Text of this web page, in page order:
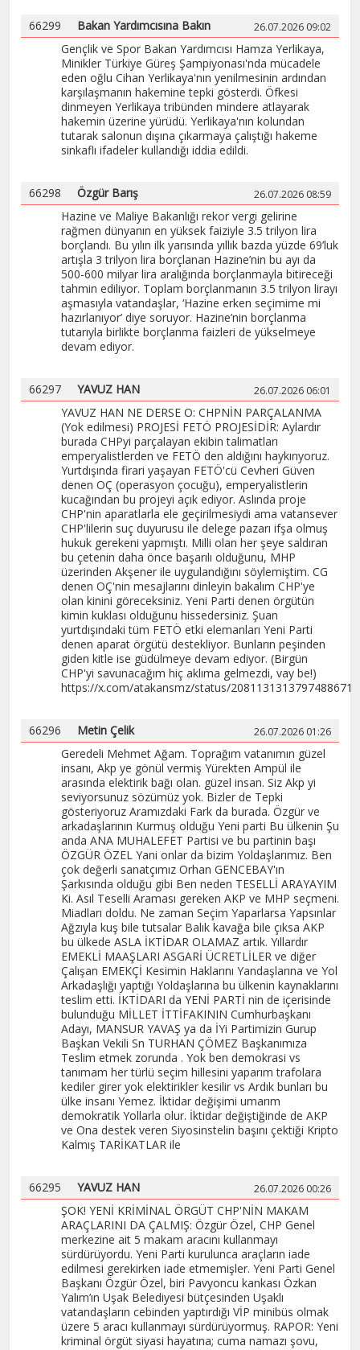
66299 Bakan Yardımcısına Bakın 26.07.2026 09:02
​Gençlik ve Spor Bakan Yardımcısı Hamza Yerlikaya,
Minikler Türkiye Güreş Şampiyonası'nda mücadele
eden oğlu Cihan Yerlikaya'nın yenilmesinin ardından
karşılaşmanın hakemine tepki gösterdi. Öfkesi
dinmeyen Yerlikaya tribünden mindere atlayarak
hakemin üzerine yürüdü. Yerlikaya'nın kolundan
tutarak salonun dışına çıkarmaya çalıştığı hakeme
sinkaflı ifadeler kullandığı iddia edildi.
66298 Özgür Barış 26.07.2026 08:59
​Hazine ve Maliye Bakanlığı rekor vergi gelirine
rağmen dünyanın en yüksek faiziyle 3.5 trilyon lira
borçlandı. Bu yılın ilk yarısında yıllık bazda yüzde 69’luk
artışla 3 trilyon lira borçlanan Hazine’nin bu ayı da
500-600 milyar lira aralığında borçlanmayla bitireceği
tahmin ediliyor. Toplam borçlanmanın 3.5 trilyon lirayı
aşmasıyla vatandaşlar, ‘Hazine erken seçimime mi
hazırlanıyor’ diye soruyor. Hazine’nin borçlanma
tutarıyla birlikte borçlanma faizleri de yükselmeye
devam ediyor.
66297 YAVUZ HAN 26.07.2026 06:01
YAVUZ HAN NE DERSE O: CHPNİN PARÇALANMA
(Yok edilmesi) PROJESİ FETÖ PROJESİDİR: Aylardır
burada CHPyi parçalayan ekibin talimatları
emperyalistlerden ve FETÖ den aldığını haykırıyoruz.
Yurtdışında firari yaşayan FETÖ'cü Cevheri Güven
denen OÇ (operasyon çocuğu), emperyalistlerin
kucağından bu projeyi açık ediyor. Aslında proje
CHP'nin aparatlarla ele geçirilmesiydi ama vatansever
CHP'lilerin suç duyurusu ile delege pazarı ifşa olmuş
hukuk gerekeni yapmıştı. Milli olan her şeye saldıran
bu çetenin daha önce başarılı olduğunu, MHP
üzerinden Akşener ile uygulandığını söylemiştim. CG
denen OÇ'nin mesajlarını dinleyin bakalım CHP'ye
olan kinini göreceksiniz. Yeni Parti denen örgütün
kimin kuklası olduğunu hissedersiniz. Şuan
yurtdışındaki tüm FETÖ etki elemanları Yeni Parti
denen aparat örgütü destekliyor. Bunların peşinden
giden kitle ise güdülmeye devam ediyor. (Birgün
CHP'yi savunacağım hiç aklıma gelmezdi, vay be!)
https://x.com/atakansmz/status/2081131313797488671
66296 Metin Çelik 26.07.2026 01:26
Geredeli Mehmet Ağam. Toprağım vatanımın güzel
insanı, Akp ye gönül vermiş Yürekten Ampül ile
arasında elektirik bağı olan. güzel insan. Siz Akp yi
seviyorsunuz sözümüz yok. Bizler de Tepki
gösteriyoruz Aramızdaki Fark da burada. Özgür ve
arkadaşlarının Kurmuş olduğu Yeni parti Bu ülkenin Şu
anda ANA MUHALEFET Partisi ve bu partinin başı
ÖZGÜR ÖZEL Yani onlar da bizim Yoldaşlarımız. Ben
çok değerli sanatçımız Orhan GENCEBAY'ın
Şarkısında olduğu gibi Ben neden TESELLİ ARAYAYIM
Ki. Asıl Teselli Araması gereken AKP ve MHP seçmeni.
Miadları doldu. Ne zaman Seçim Yaparlarsa Yapsınlar
Ağzıyla kuş bile tutsalar Balık kavağa bile çıksa AKP
bu ülkede ASLA İKTİDAR OLAMAZ artık. Yıllardır
EMEKLİ MAAŞLARI ASGARİ ÜCRETLİLER ve diğer
Çalışan EMEKÇİ Kesimin Haklarını Yandaşlarına ve Yol
Arkadaşlığı yaptığı Yoldaşlarına bu ülkenin kaynaklarını
teslim etti. İKTİDARI da YENİ PARTİ nin de içerisinde
bulunduğu MİLLET İTTİFAKININ Cumhurbaşkanı
Adayı, MANSUR YAVAŞ ya da İYi Partimizin Gurup
Başkan Vekili Sn TURHAN ÇÖMEZ Başkanımıza
Teslim etmek zorunda . Yok ben demokrasi vs
tanımam her türlü seçim hillesini yaparım trafolara
kediler girer yok elektirikler kesilir vs Ardık bunları bu
ülke insanı Yemez. İktidar değişimi umarım
demokratik Yollarla olur. İktidar değiştiğinde de AKP
ve Ona destek veren Siyosinstelin başını çektiği Kripto
Kalmış TARİKATLAR ile
66295 YAVUZ HAN 26.07.2026 00:26
ŞOK! YENİ KRİMİNAL ÖRGÜT CHP'NİN MAKAM
ARAÇLARINI DA ÇALMIŞ: Özgür Özel, CHP Genel
merkezine ait 5 makam aracını kullanmayı
sürdürüyordu. Yeni Parti kurulunca araçların iade
edilmesi gerekirken iade etmemişler. Yeni Parti Genel
Başkanı Özgür Özel, biri Pavyoncu kankası Özkan
Yalım’ın Uşak Belediyesi bütçesinden Uşaklı
vatandaşların cebinden yaptırdığı VİP minibüs olmak
üzere 5 aracı kullanmayı sürdürüyormuş. RAPOR: Yeni
kriminal örgüt siyasi hayatına; cuma namazı şovu,